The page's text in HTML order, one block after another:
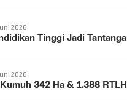
2026
Tinggi Jadi
2026
342 Ha & 1.388